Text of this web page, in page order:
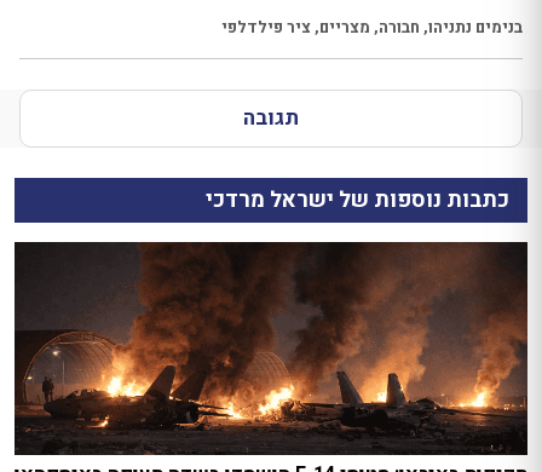
בנימים נתניהו, חבורה, מצריים, ציר פילדלפי
תגובה
כתבות נוספות של ישראל מרדכי